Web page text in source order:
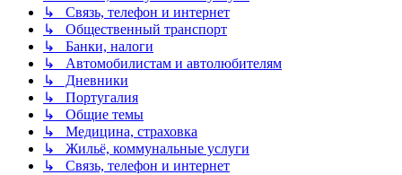
↳ Связь, телефон и интернет
↳ Общественный транспорт
↳ Банки, налоги
↳ Автомобилистам и автолюбителям
↳ Дневники
↳ Португалия
↳ Общие темы
↳ Медицина, страховка
↳ Жильё, коммунальные услуги
↳ Связь, телефон и интернет